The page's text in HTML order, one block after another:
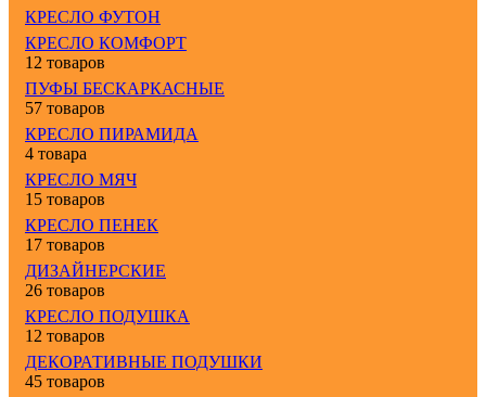
КРЕСЛО ФУТОН
КРЕСЛО КОМФОРТ
12 товаров
ПУФЫ БЕСКАРКАСНЫЕ
57 товаров
КРЕСЛО ПИРАМИДА
4 товара
КРЕСЛО МЯЧ
15 товаров
КРЕСЛО ПЕНЕК
17 товаров
ДИЗАЙНЕРСКИЕ
26 товаров
КРЕСЛО ПОДУШКА
12 товаров
ДЕКОРАТИВНЫЕ ПОДУШКИ
45 товаров